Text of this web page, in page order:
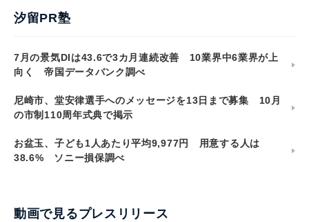
汐留PR塾
7月の景気DIは43.6で3カ月連続改善 10業界中6業界が上
向く 帝国データバンク調べ
尼崎市、堂安律選手へのメッセージを13日まで募集 10月
の市制110周年式典で掲示
お盆玉、子ども1人あたり平均9,977円 用意する人は
38.6% ソニー損保調べ
動画で見るプレスリリース